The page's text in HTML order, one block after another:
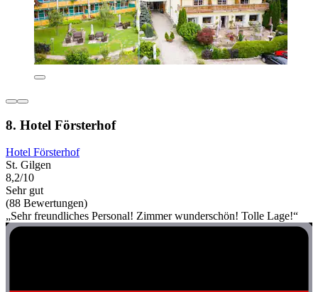
8. Hotel Försterhof
Hotel Försterhof
St. Gilgen
8,2/10
Sehr gut
(88 Bewertungen)
„Sehr freundliches Personal! Zimmer wunderschön! Tolle Lage!“